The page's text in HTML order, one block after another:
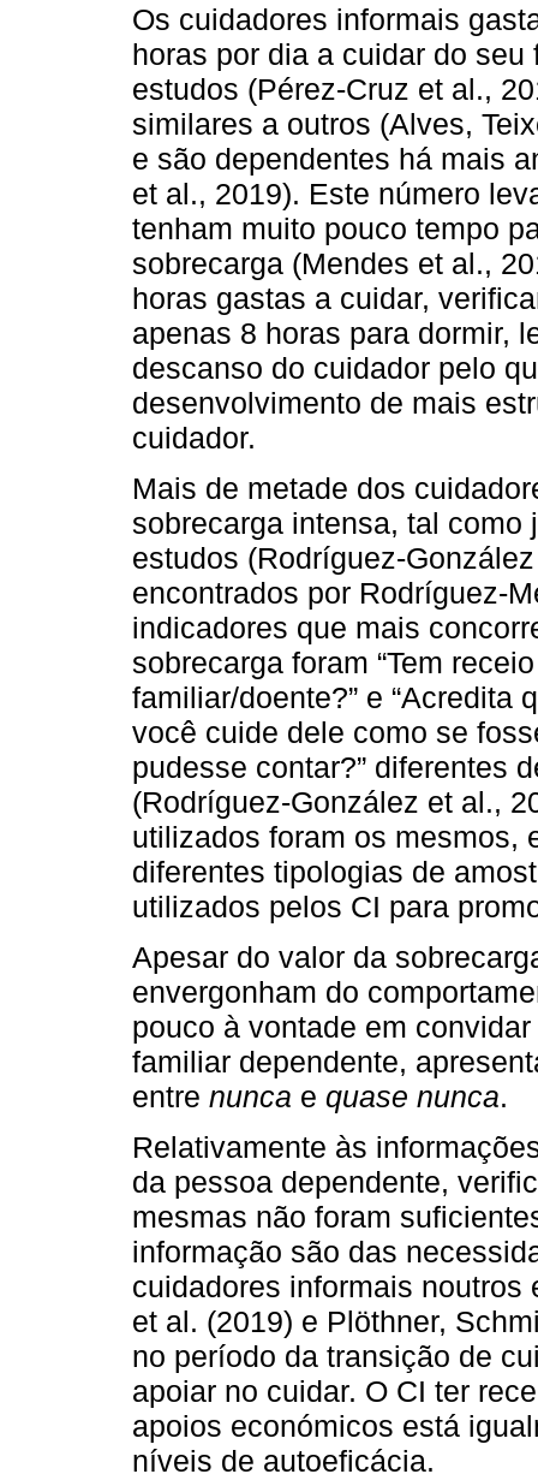
Os cuidadores informais
horas por dia a cuidar do
estudos (Pérez-Cruz et al.,
similares a outros (Alves,
e são dependentes há mais
et al., 2019). Este número
tenham muito pouco tempo
sobrecarga (Mendes et al.,
horas gastas a cuidar,
apenas 8 horas para dormir,
descanso do cuidador pelo
desenvolvimento de mais
cuidador.
Mais de metade dos
sobrecarga intensa, tal
estudos (Rodríguez-
encontrados por Rodríguez-
indicadores que mais
sobrecarga foram “Tem
familiar/doente?” e “Acredita
você cuide dele como se
pudesse contar?” diferentes
(Rodríguez-González et al.,
utilizados foram os mesmos,
diferentes tipologias de
utilizados pelos CI para
Apesar do valor da
envergonham do
pouco à vontade em
familiar dependente,
entre nunca e quase nunca.
Relativamente às
da pessoa dependente,
mesmas não foram
informação são das
cuidadores informais noutros
et al. (2019) e Plöthner,
no período da transição de
apoiar no cuidar. O CI ter
apoios económicos está
níveis de autoeficácia.